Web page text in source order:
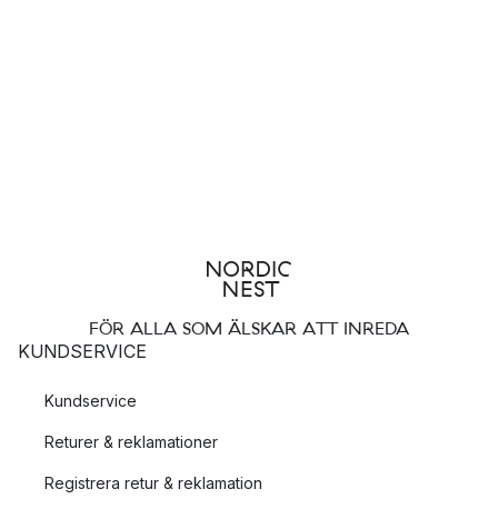
FÖR ALLA SOM ÄLSKAR ATT INREDA
KUNDSERVICE
Kundservice
Returer & reklamationer
Registrera retur & reklamation